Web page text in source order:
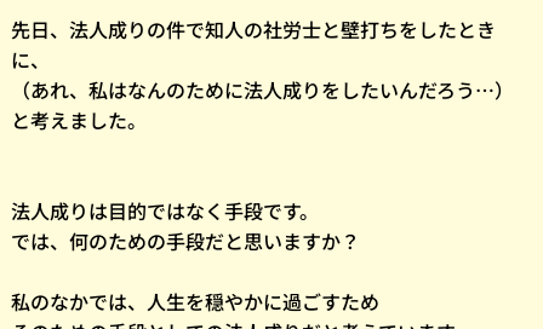
先日、法人成りの件で知人の社労士と壁打ちをしたとき
に、
（あれ、私はなんのために法人成りをしたいんだろう…）
と考えました。
法人成りは目的ではなく手段です。
では、何のための手段だと思いますか？
私のなかでは、人生を穏やかに過ごすため